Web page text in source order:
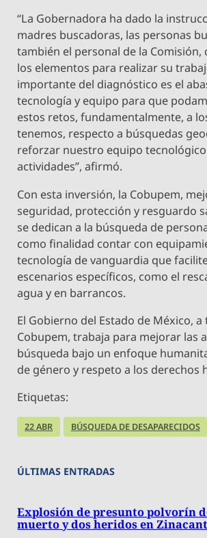
“La Gobernadora ha dado la
madres buscadoras, las personas
también el personal de la
los elementos para realizar su
importante del diagnóstico es el
tecnología y equipo para que
estos retos, fundamentalmente, a
tenemos, respecto a búsquedas
reforzar nuestro equipo
actividades”, afirmó.
Con esta inversión, la Cobupem,
seguridad, protección y resguardo
se dedican a la búsqueda de
como finalidad contar con
tecnología de vanguardia que
escenarios específicos, como el
agua y en barrancos.
El Gobierno del Estado de México, a
Cobupem, trabaja para mejorar las
búsqueda bajo un enfoque
de género y respeto a los derechos
Etiquetas:
22 ABR BÚSQUEDA DE DESAPARECIDOS
ÚLTIMAS ENTRADAS
Explosión de presunto polvorín
muerto y dos heridos en